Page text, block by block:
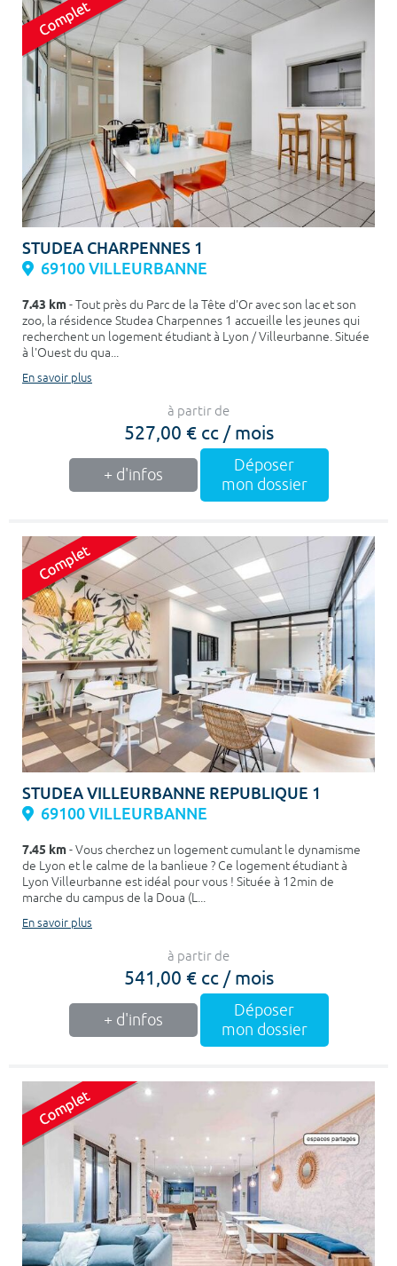
STUDEA CHARPENNES 1
69100 VILLEURBANNE
7.43 km- Tout près du Parc de la Tête d'Or avec son lac et son
zoo, la résidence Studea Charpennes 1 accueille les jeunes qui
recherchent un logement étudiant à Lyon / Villeurbanne. Située
à l'Ouest du qua...
En savoir plus
à partir de
527,00 € cc / mois
+ d'infos
Déposer
mon dossier
STUDEA VILLEURBANNE REPUBLIQUE 1
69100 VILLEURBANNE
7.45 km- Vous cherchez un logement cumulant le dynamisme
de Lyon et le calme de la banlieue ? Ce logement étudiant à
Lyon Villeurbanne est idéal pour vous ! Située à 12min de
marche du campus de la Doua (L...
En savoir plus
à partir de
541,00 € cc / mois
+ d'infos
Déposer
mon dossier